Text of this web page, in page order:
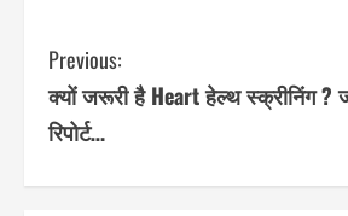
C
o
Previous:
क्यों जरूरी है Heart हेल्थ स्क्रीनिंग
रिपोर्ट…